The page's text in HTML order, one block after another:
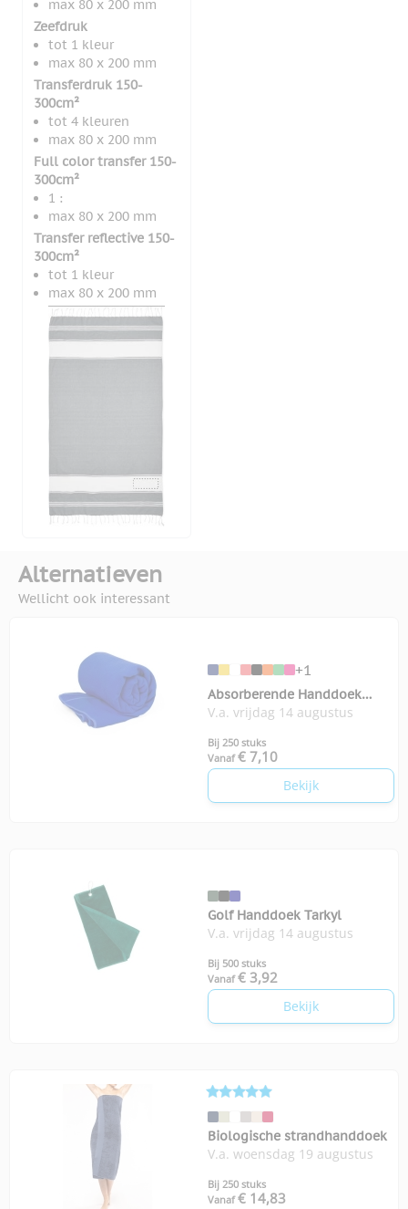
max 80 x 200 mm
Zeefdruk
tot 1 kleur
max 80 x 200 mm
Transferdruk 150-
300cm²
tot 4 kleuren
max 80 x 200 mm
Full color transfer 150-
300cm²
1 :
max 80 x 200 mm
Transfer reflective 150-
300cm²
tot 1 kleur
max 80 x 200 mm
Alternatieven
Wellicht ook interessant
+1
Absorberende Handdoek
Bayalax
V.a. vrijdag 14 augustus
Bij 250 stuks
Vanaf € 7,10
Bekijk
Golf Handdoek Tarkyl
V.a. vrijdag 14 augustus
Bij 500 stuks
Vanaf € 3,92
Bekijk
Biologische strandhanddoek
V.a. woensdag 19 augustus
Bij 250 stuks
Vanaf € 14,83